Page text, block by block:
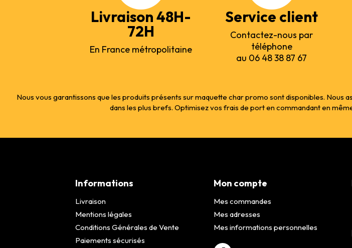
Livraison 48H-
72H
En France métropolitaine
Service client
Contactez-nous par
téléphone
au 06 48 38 87 67
Nous vous garantissons que les produits présents sur maquette char promo sont disponibles.
dans les plus brefs. Optimisez vos frais de port en commandant en
Informations
Livraison
Mentions légales
Conditions Générales de Vente
Paiements sécurisés
Mon compte
Mes commandes
Mes adresses
Mes informations personnelles